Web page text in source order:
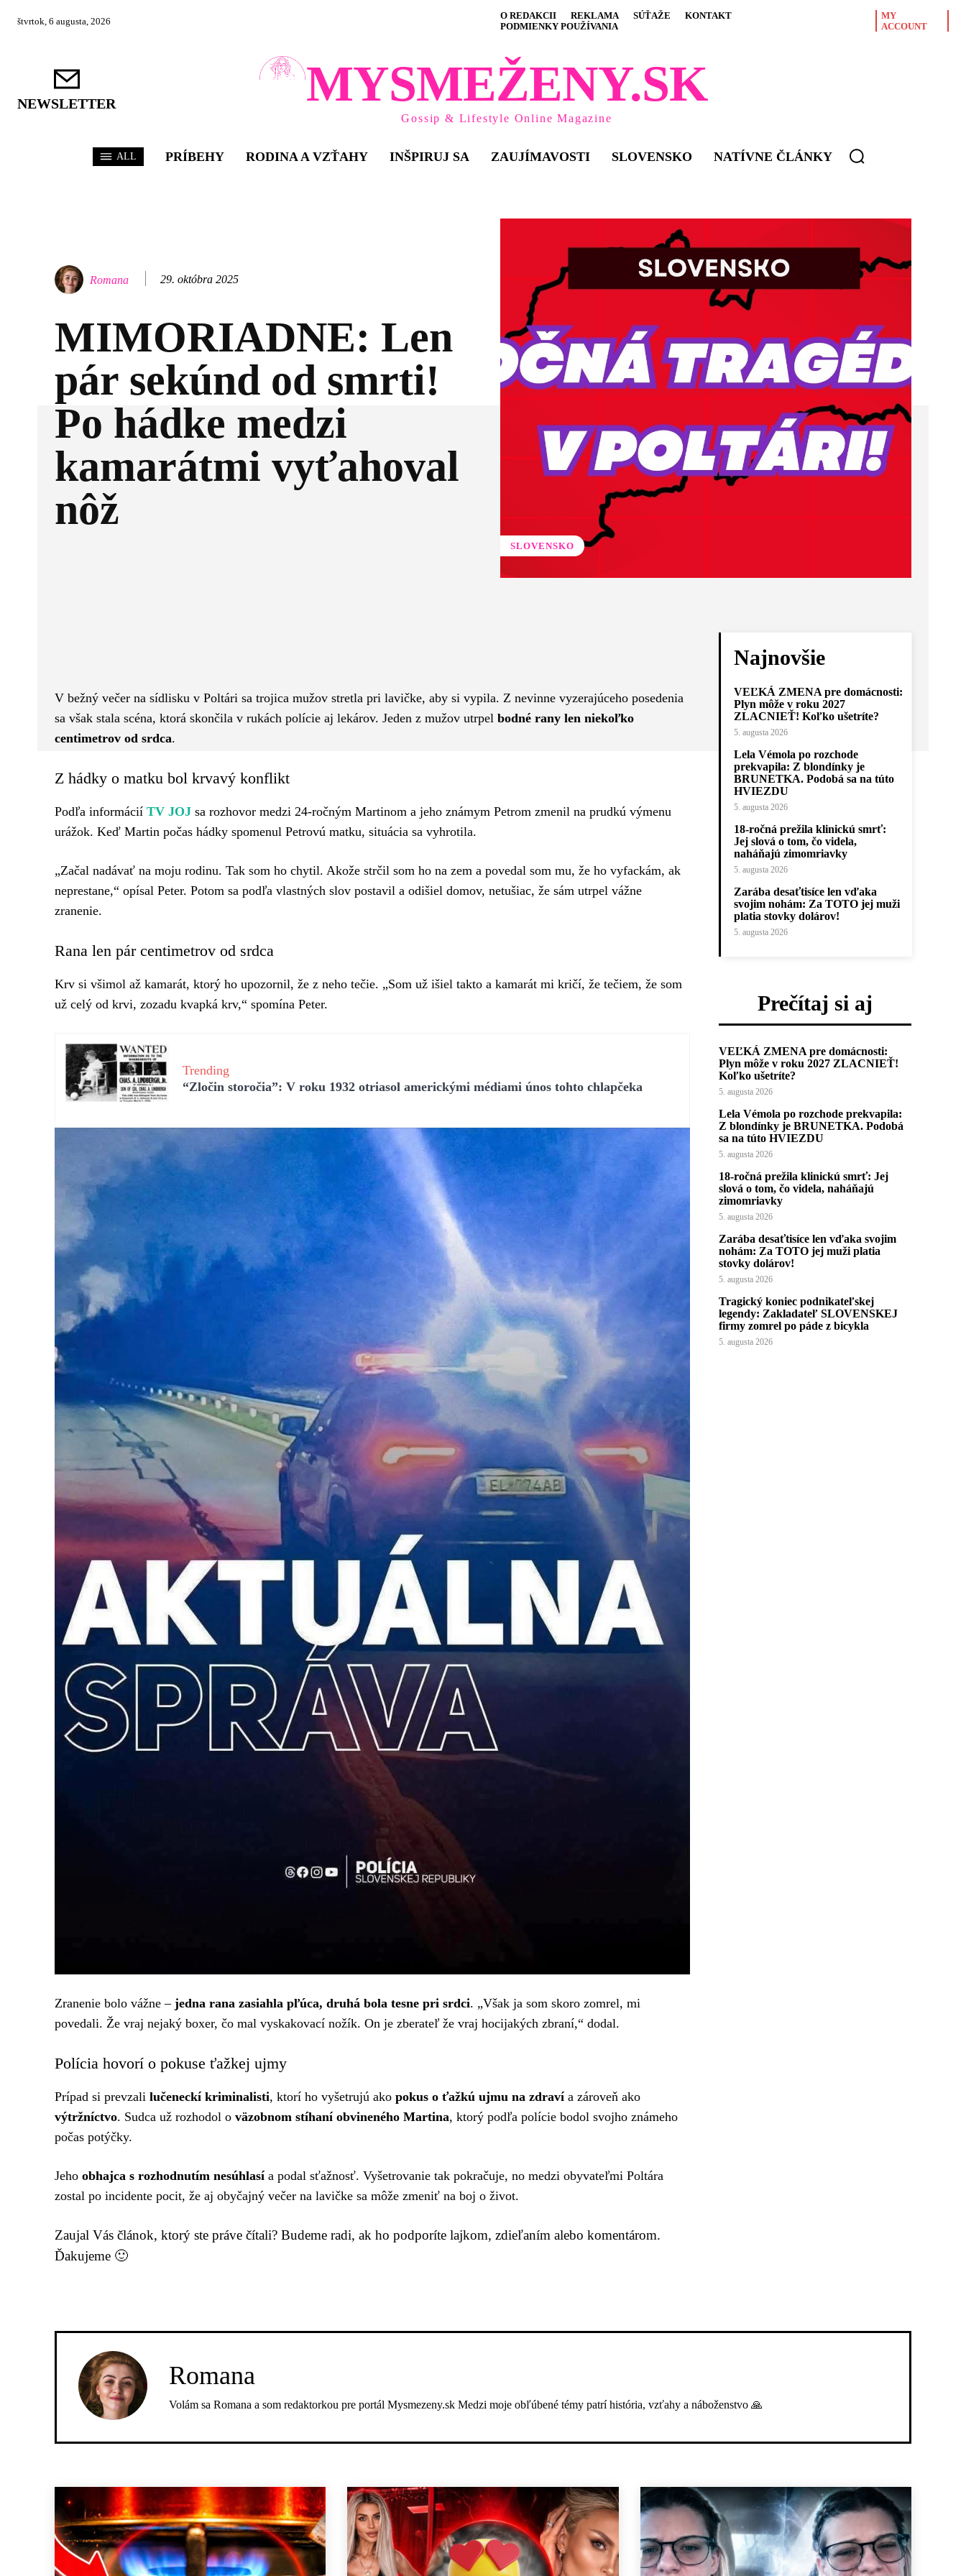
štvrtok, 6 augusta, 2026 O REDAKCII REKLAMA SÚŤAŽE
KONTAKT
PODMIENKY POUŽÍVANIA
MY
ACCOUNT
NEWSLETTER MYSMEŽENY.SK
Gossip & Lifestyle Online Magazine
ALL PRÍBEHY RODINA A VZŤAHY INŠPIRUJ SA ZAUJÍMAVOSTI SLOVENSKO NATÍVNE ČLÁNKY
Romana 29. októbra 2025
MIMORIADNE: Len
pár sekúnd od smrti!
Po hádke medzi
kamarátmi vyťahoval
nôž
SLOVENSKO
V bežný večer na sídlisku v Poltári sa trojica mužov stretla pri lavičke, aby si vypila. Z nevinne vyzerajúceho posedenia
sa však stala scéna, ktorá skončila v rukách polície aj lekárov. Jeden z mužov utrpel bodné rany len niekoľko
centimetrov od srdca.
Z hádky o matku bol krvavý konflikt
Podľa informácií TV JOJ sa rozhovor medzi 24-ročným Martinom a jeho známym Petrom zmenil na prudkú výmenu
urážok. Keď Martin počas hádky spomenul Petrovú matku, situácia sa vyhrotila.
„Začal nadávať na moju rodinu. Tak som ho chytil. Akože strčil som ho na zem a povedal som mu, že ho vyfackám, ak
neprestane,“ opísal Peter. Potom sa podľa vlastných slov postavil a odišiel domov, netušiac, že sám utrpel vážne
zranenie.
Rana len pár centimetrov od srdca
Krv si všimol až kamarát, ktorý ho upozornil, že z neho tečie. „Som už išiel takto a kamarát mi kričí, že tečiem, že som
už celý od krvi, zozadu kvapká krv,“ spomína Peter.
Trending
“Zločin storočia”: V roku 1932 otriasol americkými médiami únos tohto chlapčeka
Zranenie bolo vážne – jedna rana zasiahla pľúca, druhá bola tesne pri srdci. „Však ja som skoro zomrel, mi
povedali. Že vraj nejaký boxer, čo mal vyskakovací nožík. On je zberateľ že vraj hocijakých zbraní,“ dodal.
Polícia hovorí o pokuse ťažkej ujmy
Prípad si prevzali lučeneckí kriminalisti, ktorí ho vyšetrujú ako pokus o ťažkú ujmu na zdravía zároveň ako
výtržníctvo. Sudca už rozhodol o väzobnom stíhaní obvineného Martina, ktorý podľa polície bodol svojho známeho
počas potýčky.
Jeho obhajca s rozhodnutím nesúhlasía podal sťažnosť. Vyšetrovanie tak pokračuje, no medzi obyvateľmi Poltára
zostal po incidente pocit, že aj obyčajný večer na lavičke sa môže zmeniť na boj o život.
Zaujal Vás článok, ktorý ste práve čítali? Budeme radi, ak ho podporíte lajkom, zdieľaním alebo komentárom.
Ďakujeme 🙂
Najnovšie
VEĽKÁ ZMENA pre domácnosti:
Plyn môže v roku 2027
ZLACNIEŤ! Koľko ušetríte?
5. augusta 2026
Lela Vémola po rozchode
prekvapila: Z blondínky je
BRUNETKA. Podobá sa na túto
HVIEZDU
5. augusta 2026
18-ročná prežila klinickú smrť:
Jej slová o tom, čo videla,
naháňajú zimomriavky
5. augusta 2026
Zarába desaťtisíce len vďaka
svojim nohám: Za TOTO jej muži
platia stovky dolárov!
5. augusta 2026
Prečítaj si aj
VEĽKÁ ZMENA pre domácnosti:
Plyn môže v roku 2027 ZLACNIEŤ!
Koľko ušetríte?
5. augusta 2026
Lela Vémola po rozchode prekvapila:
Z blondínky je BRUNETKA. Podobá
sa na túto HVIEZDU
5. augusta 2026
18-ročná prežila klinickú smrť: Jej
slová o tom, čo videla, naháňajú
zimomriavky
5. augusta 2026
Zarába desaťtisíce len vďaka svojim
nohám: Za TOTO jej muži platia
stovky dolárov!
5. augusta 2026
Tragický koniec podnikateľskej
legendy: Zakladateľ SLOVENSKEJ
firmy zomrel po páde z bicykla
5. augusta 2026
Romana
Volám sa Romana a som redaktorkou pre portál Mysmezeny.sk Medzi moje obľúbené témy patrí história, vzťahy a náboženstvo 🙏